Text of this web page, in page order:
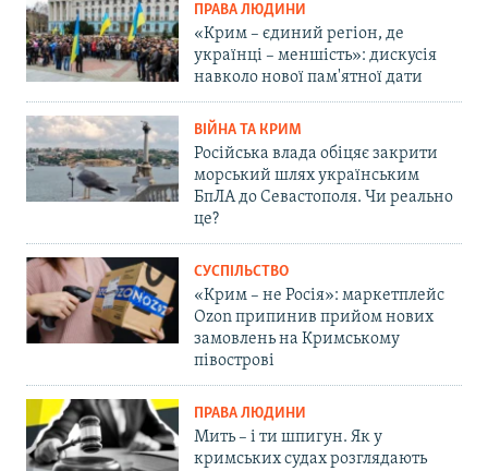
ПРАВА ЛЮДИНИ
«Крим – єдиний регіон, де
українці – меншість»: дискусія
навколо нової пам'ятної дати
ВІЙНА ТА КРИМ
Російська влада обіцяє закрити
морський шлях українським
БпЛА до Севастополя. Чи реально
це?
СУСПІЛЬСТВО
«Крим – не Росія»: маркетплейс
Ozon припинив прийом нових
замовлень на Кримському
півострові
ПРАВА ЛЮДИНИ
Мить – і ти шпигун. Як у
кримських судах розглядають